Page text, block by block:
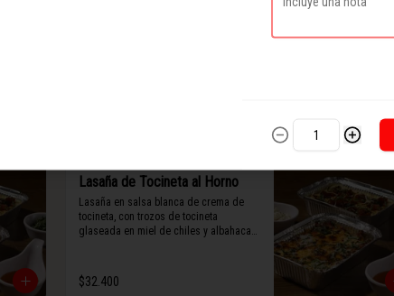
Lasaña de Tocineta al Horno
Lasaña en salsa blanca de crema de
tocineta, con trozos de tocineta
glaseada en miel de chiles y albahaca
$32.400